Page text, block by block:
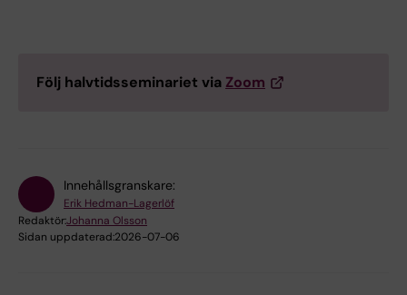
Följ halvtidsseminariet via Zoom
Innehållsgranskare:
Erik Hedman-Lagerlöf
Redaktör:Johanna Olsson
Sidan uppdaterad:2026-07-06